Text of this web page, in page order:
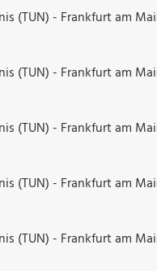
(TUN) - Frankfurt am
(TUN) - Frankfurt am
(TUN) - Frankfurt am
(TUN) - Frankfurt am
(TUN) - Frankfurt am